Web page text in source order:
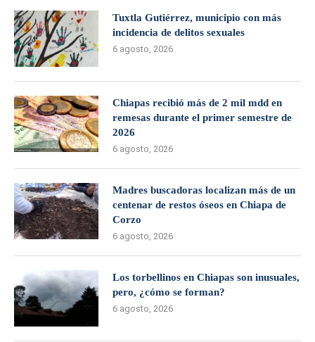
Tuxtla Gutiérrez, municipio con más
incidencia de delitos sexuales
6 agosto, 2026
Chiapas recibió más de 2 mil mdd en
remesas durante el primer semestre de
2026
6 agosto, 2026
Madres buscadoras localizan más de un
centenar de restos óseos en Chiapa de
Corzo
6 agosto, 2026
Los torbellinos en Chiapas son inusuales,
pero, ¿cómo se forman?
6 agosto, 2026